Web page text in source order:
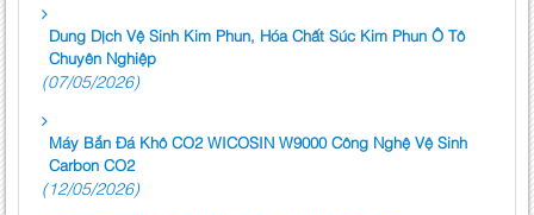
Dung Dịch Vệ Sinh Kim Phun, Hóa Chất Súc Kim Phun Ô Tô
Chuyên Nghiệp
(07/05/2026)
Máy Bắn Đá Khô CO2 WICOSIN W9000 Công Nghệ Vệ Sinh
Carbon CO2
(12/05/2026)